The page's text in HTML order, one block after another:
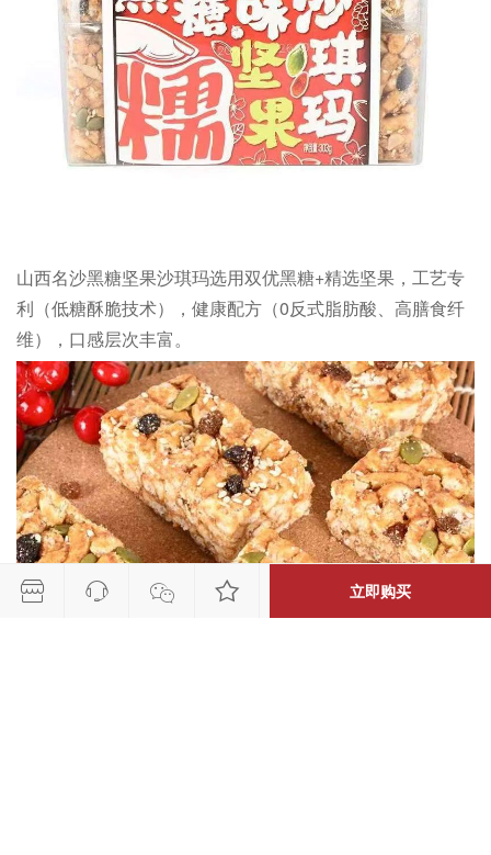
振兴先锋 1551***2694 购买了【同大助农】名沙沙琪玛 经济实惠 430g16小
振兴先锋 1551***2694 购买了【同大助农】名沙沙琪玛 经济实惠 430g16小
振兴先锋 1552***4770 购买了 【同大助农限御东校区】【西丛】阳高杏脯酸甜适口经济实惠无添加230克
振兴先锋 1873***4508 购买了 [同大助农］[限御东校区]【名沙】沙琪玛经济实惠松软香甜坚果营养430g
山西名沙黑糖坚果沙琪玛选用双优黑糖+精选坚果，工艺专
利（低糖酥脆技术），健康配方（0反式脂肪酸、高膳食纤
维），口感层次丰富。
    立即购买